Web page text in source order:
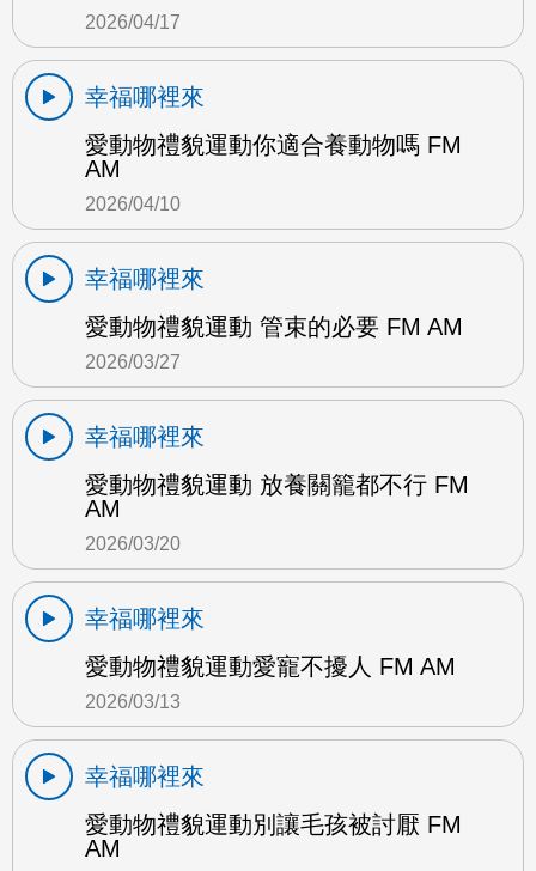
2026/04/17
幸福哪裡來
愛動物禮貌運動你適合養動物嗎 FM
AM
2026/04/10
幸福哪裡來
愛動物禮貌運動 管束的必要 FM AM
2026/03/27
幸福哪裡來
愛動物禮貌運動 放養關籠都不行 FM
AM
2026/03/20
幸福哪裡來
愛動物禮貌運動愛寵不擾人 FM AM
2026/03/13
幸福哪裡來
愛動物禮貌運動別讓毛孩被討厭 FM
AM